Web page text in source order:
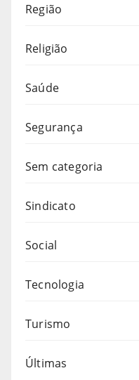
Região
Religião
Saúde
Segurança
Sem categoria
Sindicato
Social
Tecnologia
Turismo
Últimas